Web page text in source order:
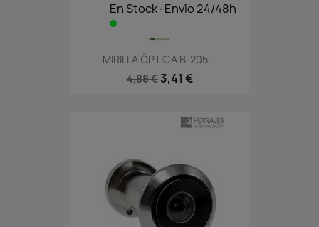
En Stock·Envío 24/48h
MIRILLA ÓPTICA B-205...
4,88 € 3,41 €